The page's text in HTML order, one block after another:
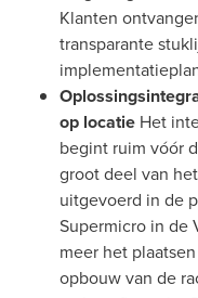
Klanten
transparante
op locatie Het
begint ruim vóór
groot deel van
uitgevoerd in de
Supermicro in de
meer het
opbouw van de